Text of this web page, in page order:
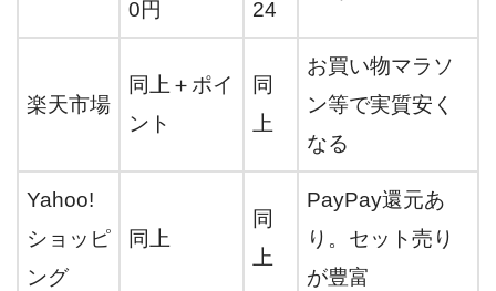
0円
24
楽天市場
同上＋ポイ
ント
同
上
お買い物マラソ
ン等で実質安く
なる
Yahoo!
ショッピ
ング
同上
同
上
PayPay還元あ
り。セット売り
が豊富